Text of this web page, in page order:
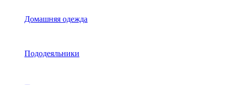
Домашняя одежда
Пододеяльники